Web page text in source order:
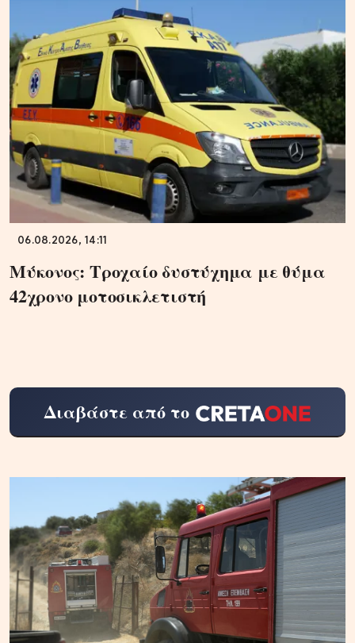
06.08.2026, 14:11
Μύκονος: Τροχαίο δυστύχημα με θύμα
42χρονο μοτοσικλετιστή
Διαβάστε από το